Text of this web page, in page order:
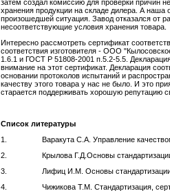
затем создал комиссию для проверки причин
хранения продукции на складе дилера. А наша
произошедшей ситуация. Завод отказался от
несоответствующие условия хранения товара.
Интересно рассмотреть сертификат
соответствия изготовителя - ООО
1.6.1 и ГОСТ Р 51808-2001 п.5.2-5.5.
внимание на этот сертификат. Декларация
основании протоколов испытаний и
качеству этого товара у нас не было. И это
старается поддерживать хорошую репутацию
Список литературы
1. Варакута С.А. Управление качеством
2. Крылова Г.Д.Основы стандартизации,
3. Лифиц И.М. Основы стандартизации,
4. Чижикова Т.М. Стандартизация,